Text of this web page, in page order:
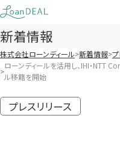
Skip
to
content
新着情報
株式会社ローンディール 新着情報
ローンディールを活用し、IHI・NTT
ル移籍を開始
プレスリリース